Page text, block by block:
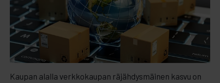
Kaupan alalla verkkokaupan räjähdysmäinen kasvu on